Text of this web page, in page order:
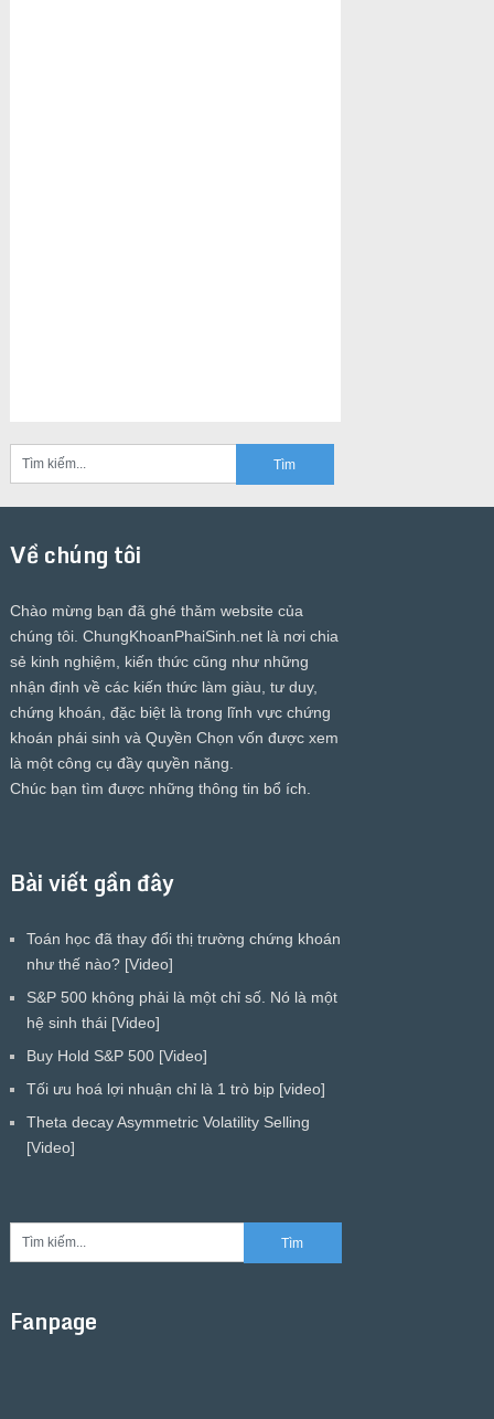
Về chúng tôi
Chào mừng bạn đã ghé thăm website của
chúng tôi. ChungKhoanPhaiSinh.netlà nơi chia
sẻ kinh nghiệm, kiến thức cũng như những
nhận định về các kiến thức làm giàu, tư duy,
chứng khoán, đặc biệt là trong lĩnh vực chứng
khoán phái sinh và Quyền Chọn vốn được xem
là một công cụ đầy quyền năng.
Chúc bạn tìm được những thông tin bổ ích.
Bài viết gần đây
Toán học đã thay đổi thị trường chứng khoán
như thế nào? [Video]
S&P 500 không phải là một chỉ số. Nó là một
hệ sinh thái [Video]
Buy Hold S&P 500 [Video]
Tối ưu hoá lợi nhuận chỉ là 1 trò bịp [video]
Theta decay Asymmetric Volatility Selling
[Video]
Fanpage